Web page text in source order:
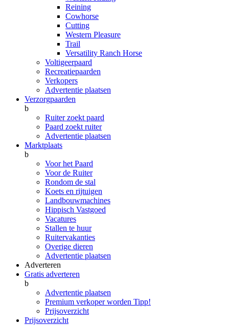
Reining
Cowhorse
Cutting
Western Pleasure
Trail
Versatility Ranch Horse
Voltigeerpaard
Recreatiepaarden
Verkopers
Advertentie plaatsen
Verzorgpaarden
b
Ruiter zoekt paard
Paard zoekt ruiter
Advertentie plaatsen
Marktplaats
b
Voor het Paard
Voor de Ruiter
Rondom de stal
Koets en rijtuigen
Landbouwmachines
Hippisch Vastgoed
Vacatures
Stallen te huur
Ruitervakanties
Overige dieren
Advertentie plaatsen
Adverteren
Gratis adverteren
b
Advertentie plaatsen
Premium verkoper worden Tipp!
Prijsoverzicht
Prijsoverzicht